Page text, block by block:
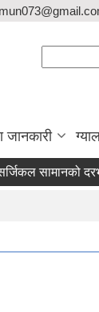
जानकारी
सामानको दरभाउ-